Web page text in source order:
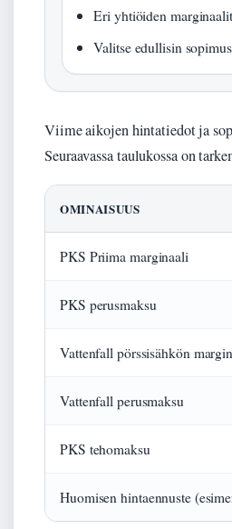
Eri yhtiöiden
Valitse edullisin
Viime aikojen hintatiedot ja
Seuraavassa taulukossa on
OMINAISUUS
PKS Priima marginaali
PKS perusmaksu
Vattenfall pörssisähkön
Vattenfall perusmaksu
PKS tehomaksu
Huomisen hintaennuste